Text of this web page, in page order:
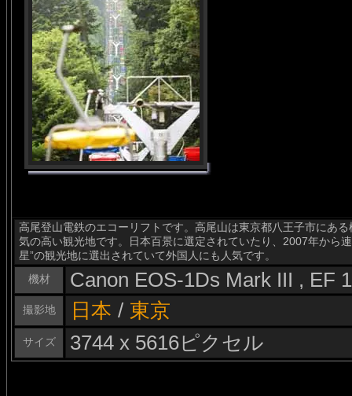
高尾登山電鉄のエコーリフトです。高尾山は東京都八王子市にあ
気の高い観光地です。日本百景に選定されていたり、2007年から
星”の観光地に選出されていて外国人にも人気です。
機材
Canon EOS-1Ds Mark III , EF
撮影地 日本 / 東京
サイズ 3744 x 5616ピクセル